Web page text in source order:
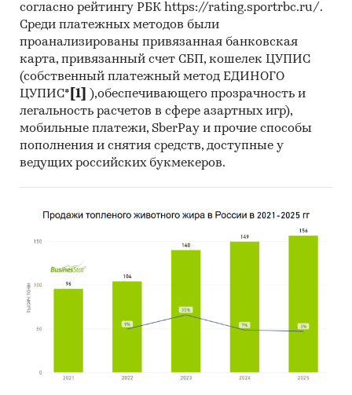
согласно рейтингу РБК https://rating.sportrbc.ru/.
Среди платежных методов были
проанализированы привязанная банковская
карта, привязанный счет СБП, кошелек ЦУПИС
(собственный платежный метод ЕДИНОГО
ЦУПИС* [1]
),обеспечивающего прозрачность и
легальность расчетов в сфере азартных игр),
мобильные платежи, SberPay и прочие способы
пополнения и снятия средств, доступные у
ведущих российских букмекеров.